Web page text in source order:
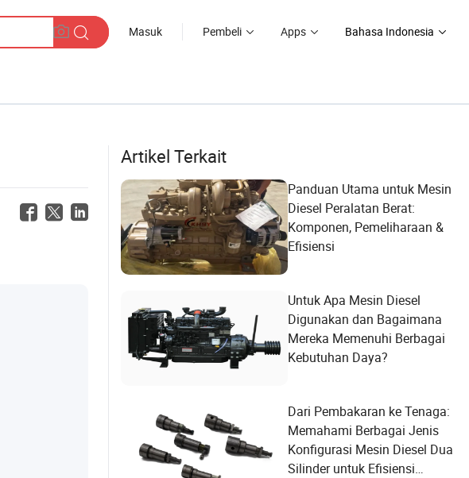
Masuk Pembeli Apps Bahasa Indonesia
Artikel Terkait
Panduan Utama untuk Mesin
Diesel Peralatan Berat:
Komponen, Pemeliharaan &
Efisiensi
Untuk Apa Mesin Diesel
Digunakan dan Bagaimana
Mereka Memenuhi Berbagai
Kebutuhan Daya?
Dari Pembakaran ke Tenaga:
Memahami Berbagai Jenis
Konfigurasi Mesin Diesel Dua
Silinder untuk Efisiensi